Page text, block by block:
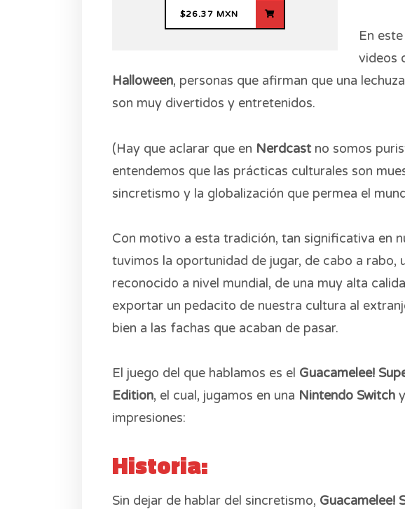
$26.37 MXN
En
videos
Halloween, personas que afirman que una
son muy divertidos y entretenidos.
(Hay que aclarar que en Nerdcastno somos
entendemos que las prácticas culturales son
sincretismo y la globalización que permea el
Con motivo a esta tradición, tan significativa en
tuvimos la oportunidad de jugar, de cabo a rabo,
reconocido a nivel mundial, de una muy alta
exportar un pedacito de nuestra cultura al
bien a las fachas que acaban de pasar.
El juego del que hablamos es el Guacamelee!
Edition, el cual, jugamos en una Nintendo Switch
impresiones:
Historia:
Sin dejar de hablar del sincretismo, Guacamelee!